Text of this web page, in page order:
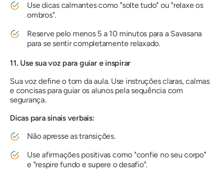
Use dicas calmantes como "solte tudo" ou "relaxe os
ombros".
Reserve pelo menos 5 a 10 minutos para a Savasana
para se sentir completamente relaxado.
11. Use sua voz para guiar e inspirar
Sua voz define o tom da aula. Use instruções claras, calmas
e concisas para guiar os alunos pela sequência com
segurança.
Dicas para sinais verbais:
Não apresse as transições.
Use afirmações positivas como "confie no seu corpo"
e "respire fundo e supere o desafio".